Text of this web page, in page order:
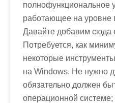
полнофункциональное
работающее на уровне
Давайте добавим сюда
Потребуется, как
некоторые
на Windows. Не нужно
обязательно должен
операционной системе;